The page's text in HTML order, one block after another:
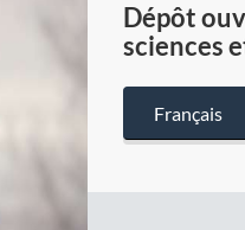
Dépôt
sciences
Français